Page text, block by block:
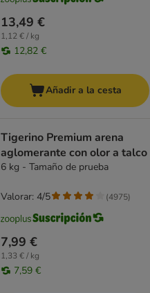
13,49 €
1,12 € / kg
12,82 €
Añadir a la cesta
Tigerino Premium arena
aglomerante con olor a talco
6 kg - Tamaño de prueba
7,99 €
1,33 € / kg
7,59 €
Valorar: 4/5 (4975)